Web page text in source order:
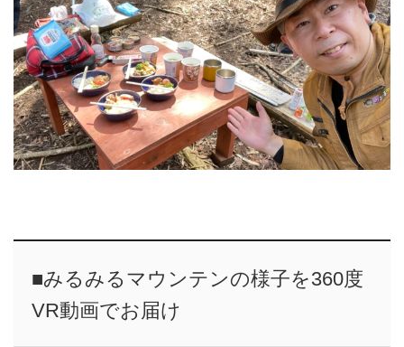
■みるみるマウンテンの様子を360度
VR動画でお届け